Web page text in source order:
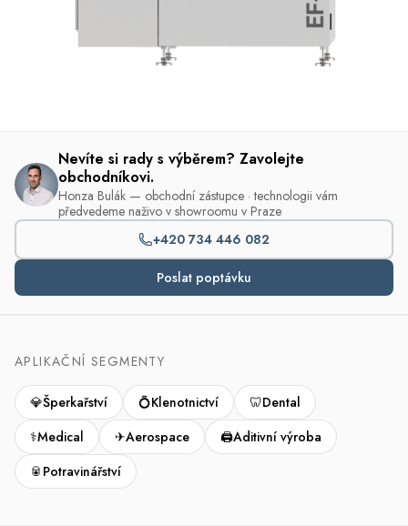
Nevíte si rady s výběrem? Zavolejte
obchodníkovi.
Honza Bulák — obchodní zástupce · technologii vám
předvedeme naživo v showroomu v Praze
+420 734 446 082
Poslat poptávku
APLIKAČNÍ SEGMENTY
💎Šperkařství 💍Klenotnictví 🦷Dental
⚕Medical ✈Aerospace 🖨Aditivní výroba
🥫 Potravinářství